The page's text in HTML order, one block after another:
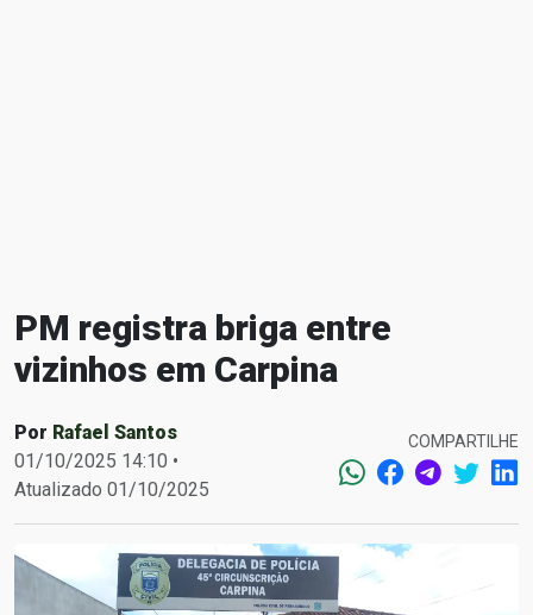
PM registra briga entre
vizinhos em Carpina
Por Rafael Santos
01/10/2025 14:10 •
Atualizado 01/10/2025
COMPARTILHE